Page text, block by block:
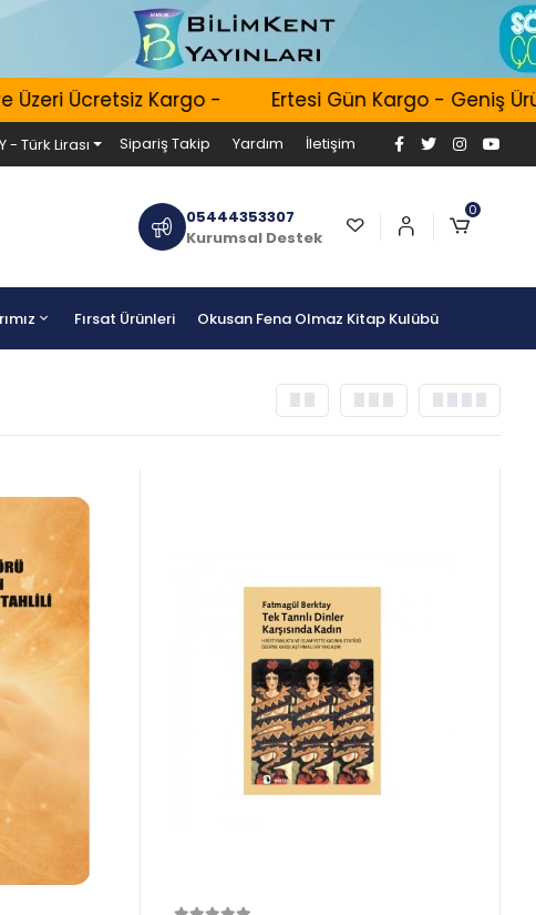
Ücretsiz Kargo - Ertesi Gün Kargo - Geniş Ürün
- Türk Lirası Sipariş Takip Yardım İletişim
05444353307
Kurumsal Destek
0
Fırsat Ürünleri Okusan Fena Olmaz Kitap Kulübü